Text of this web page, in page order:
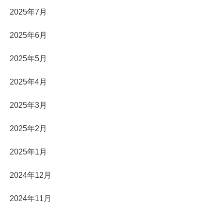
2025年7月
2025年6月
2025年5月
2025年4月
2025年3月
2025年2月
2025年1月
2024年12月
2024年11月